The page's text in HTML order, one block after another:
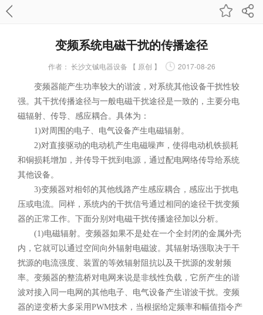
变频系统电磁干扰的传播途径
作者： 长沙文铖电器设备 【 原创 】 2017-08-26
变频器能产生功率较大的谐波，对系统其他设备干扰性较
强。其干扰传播途径与一般电磁干扰途径是一致的，主要分电
磁辐射、传导、感应耦合。具体为：
1)对周围的电子、电气设备产生电磁辐射。
2)对直接驱动的电动机产生电磁噪声，使得电动机铁损耗
和铜损耗增加，并传导干扰到电源，通过配电网络传导给系统
其他设备。
3)变频器对相邻的其他线路产生感应耦合，感应出于扰电
压或电流。同样，系统内的干扰信号通过相同的途径干扰变频
器的正常工作。下面分别对电磁干扰传播途径加以分析。
(1)电磁辐射。变频器如果不是处在一个全封闭的金属外壳
内，它就可以通过空间向外辐射电磁波。其辐射场强取决于干
扰源的电流强度、装置的等效辐射阻抗以及干扰源的发射频
率。变频器的整流桥对电网来说是非线性负载，它所产生的谐
波对接入同一电网的其他电子、电气设备产生谐波干扰。变频
器的逆变桥大多采用PWM技术，当根据给定频率和幅值指令产